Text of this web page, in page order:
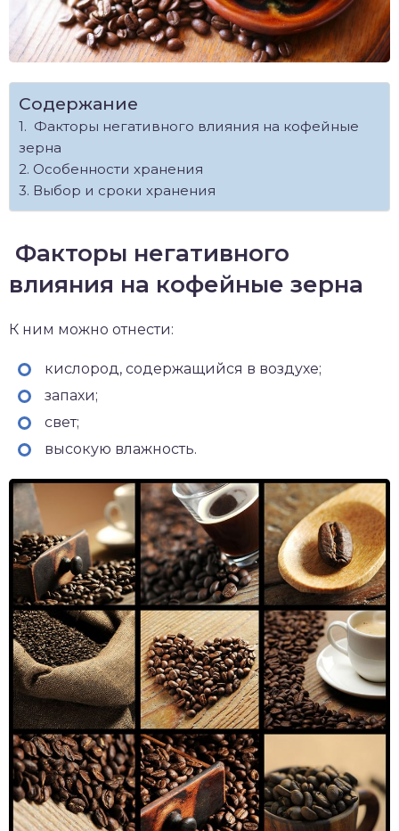
Содержание
Факторы негативного влияния на кофейные
зерна
Особенности хранения
Выбор и сроки хранения
Факторы негативного
влияния на кофейные зерна
К ним можно отнести:
кислород, содержащийся в воздухе;
запахи;
свет;
высокую влажность.